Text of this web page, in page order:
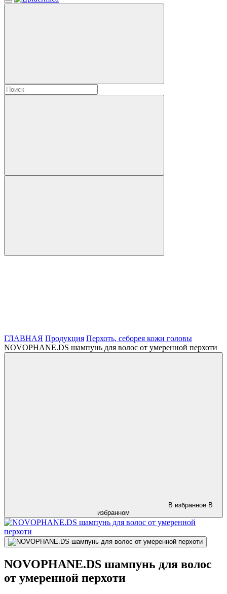
ГЛАВНАЯ Продукция Перхоть, себорея кожи головы
NOVOPHANE.DS шампунь для волос от умеренной перхоти
В избранное В
избранном
NOVOPHANE.DS шампунь для волос
от умеренной перхоти